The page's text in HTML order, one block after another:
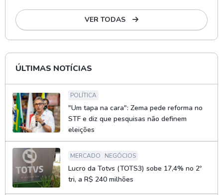
VER TODAS
ÚLTIMAS NOTÍCIAS
POLÍTICA
"Um tapa na cara": Zema pede reforma no
STF e diz que pesquisas não definem
eleições
MERCADO NEGÓCIOS
Lucro da Totvs (TOTS3) sobe 17,4% no 2º
tri, a R$ 240 milhões